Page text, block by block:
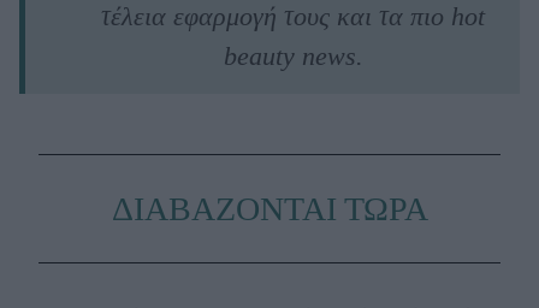
τέλεια εφαρμογή τους και τα πιο hot
beauty news.
ΔΙΑΒΑΖΟΝΤΑΙ ΤΩΡΑ